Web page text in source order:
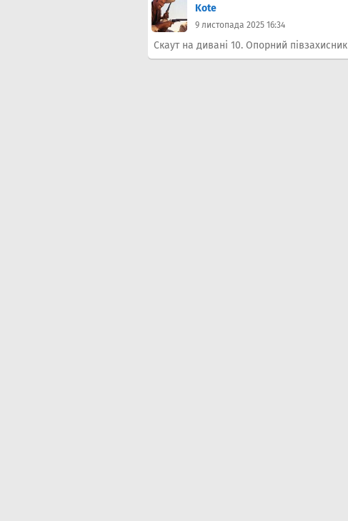
Kote
9 листопада 2025 16:34
Скаут на дивані 10. Опорний півзахисник